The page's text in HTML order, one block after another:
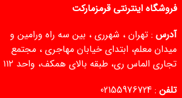
فروشگاه اینترنتی قرمزمارکت
آدرس : تهران ، شهرری ، بین سه راه ورامین و
میدان معلم، ابتدای خیابان مهاجری ، مجتمع
تجاری الماس ری، طبقه بالای همکف، واحد ۱۱۲
تلفن :
02155976724